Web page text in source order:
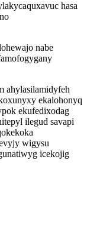
hasa
nabe
ahylasilamidyfeh
ekalohonyq
ekufedixodag
ilegud savapi
wigysu
icekojig